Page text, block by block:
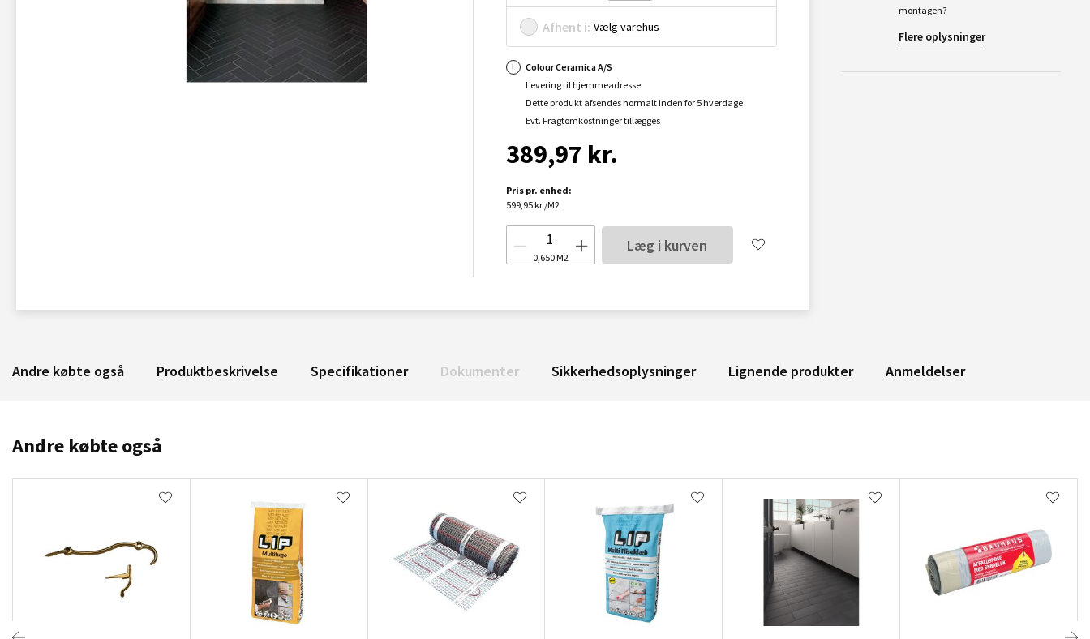
Afhent i: Vælg varehus
Colour Ceramica A/S
Levering til hjemmeadresse
Dette produkt afsendes normalt inden for 5 hverdage
Evt. Fragtomkostninger tillægges
389,97 kr.
Pris pr. enhed:
599,95 kr./M2
0,650M2
Læg i kurven
montagen?
Flere oplysninger
Andre købte også Produktbeskrivelse Specifikationer Dokumenter Sikkerhedsoplysninger Lignende produkter Anmeldelser
Andre købte også